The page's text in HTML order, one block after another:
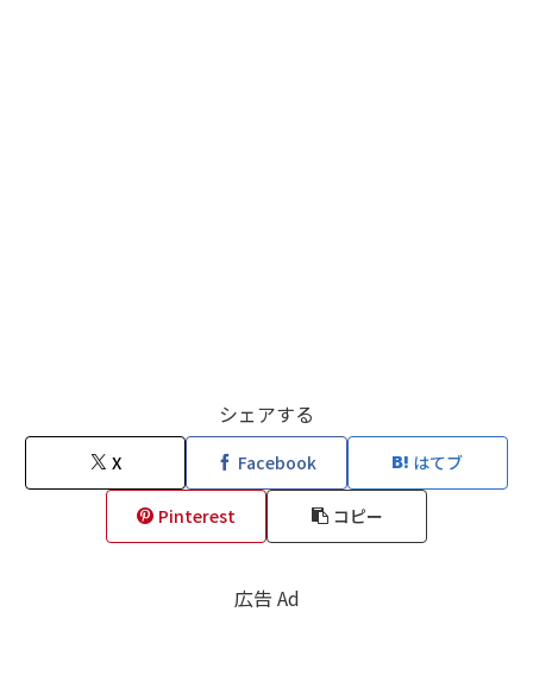
シェアする
X Facebook はてブ
Pinterest コピー
広告 Ad